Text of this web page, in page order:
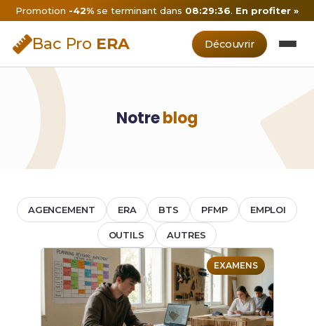
Promotion -42% se terminant dans 08:29:36. En profiter »
Bac Pro ERA Découvrir
Notreblog
AGENCEMENT ERA BTS PFMP EMPLOI
OUTILS AUTRES
EXAMENS